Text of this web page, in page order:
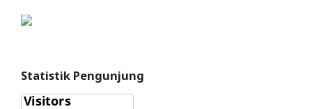
Statistik Pengunjung